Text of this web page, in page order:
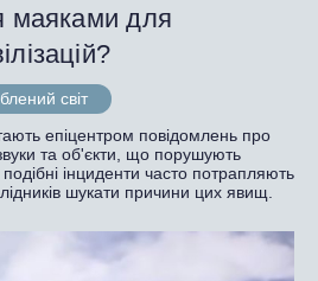
маяками для
світ
епіцентром повідомлень про
звуки та об'єкти, що порушують
інциденти часто потрапляють
шукати причини цих явищ.